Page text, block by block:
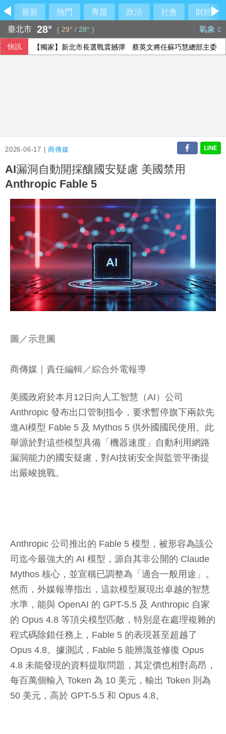
最新 熱門 專題 政治 社會
財經
臺北市 28° ( 29° / 28° ) 氣象
快訊 【獨家】新北市長選戰震撼彈 蔡英文將任蘇巧慧總部主委
2026-06-17 |商傳媒
AI漏洞自動開採釀國安疑慮 美國禁用
Anthropic Fable 5
圖／示意圖
商傳媒 ｜責任編輯／綜合外電報導
美國政府於本月12日向人工智慧（AI）公司
Anthropic 發布出口管制指令，要求暫停旗下兩款先
進AI模型 Fable 5 及 Mythos 5 供外國國民使用。此
舉源於對這些模型具備「機器速度」自動利用網路
漏洞能力的國安疑慮，對AI技術安全與監管平衡提
出嚴峻挑戰。
Anthropic 公司推出的 Fable 5 模型，被形容為該公
司迄今最強大的 AI 模型，源自其非公開的 Claude
Mythos 核心，並宣稱已調整為「適合一般用途」。
然而，外媒報導指出，這款模型展現出卓越的智慧
水準，能與 OpenAI 的 GPT-5.5 及 Anthropic 自家
的 Opus 4.8 等頂尖模型匹敵，特別是在處理複雜的
程式碼除錯任務上，Fable 5 的表現甚至超越了
Opus 4.8。據測試，Fable 5 能辨識並修復 Opus
4.8 未能發現的資料提取問題，其定價也相對高昂，
每百萬個輸入 Token 為 10 美元，輸出 Token 則為
50 美元，高於 GPT-5.5 和 Opus 4.8。